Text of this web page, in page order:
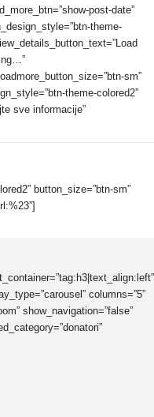
post-date”
theme-
sm”
theme-colored2”
sve informacije”
button_size=”btn-sm”
columns=”5”
show_navigation=”false”